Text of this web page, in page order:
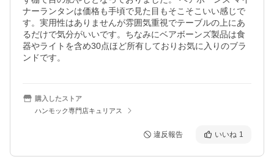
ナーランタンは価格も手頃で見た目もそこそこいい感じで
す。実用性はありませんが雰囲気重視でテーブルの上にあ
るだけで気分がいいです。ちなみにベアボーンズ製品は食
器やライトを含め30点ほど所有しておりお気に入りのブラ
ンドです。
購入したストア
ハンモック専門店キュリアス
違反報告 いいね 1